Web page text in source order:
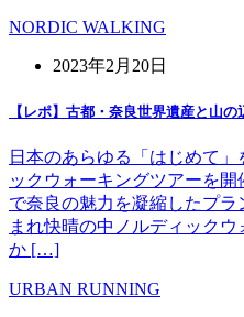
NORDIC WALKING
2023年2月20日
【レポ】古都・奈良世界遺産と山
日本のあらゆる「はじめて
ックウォーキングツアーを
で奈良の魅力を凝縮したプ
まれ快晴の中ノルディック
か […]
URBAN RUNNING